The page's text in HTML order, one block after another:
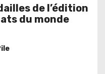
de l’édition
du monde